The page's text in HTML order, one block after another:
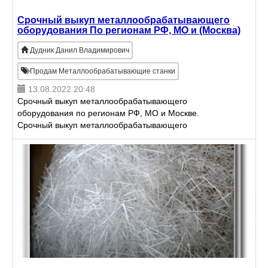
Срочный выкуп металлообрабатывающего
оборудования По регионам РФ, МО и (Москва)
Дудник Данил Владимирович
Продам Металлообрабатывающие станки
13.08.2022 20:48
Срочный выкуп металлообрабатывающего
оборудования по регионам РФ, МО и Москве.
Срочный выкуп металлообрабатывающего
оборудования; Выкуп крупным лотом; 1. Токарно-
карусельные станки. 2. Токарно-в